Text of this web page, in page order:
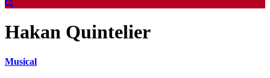
Hakan Quintelier
Musical